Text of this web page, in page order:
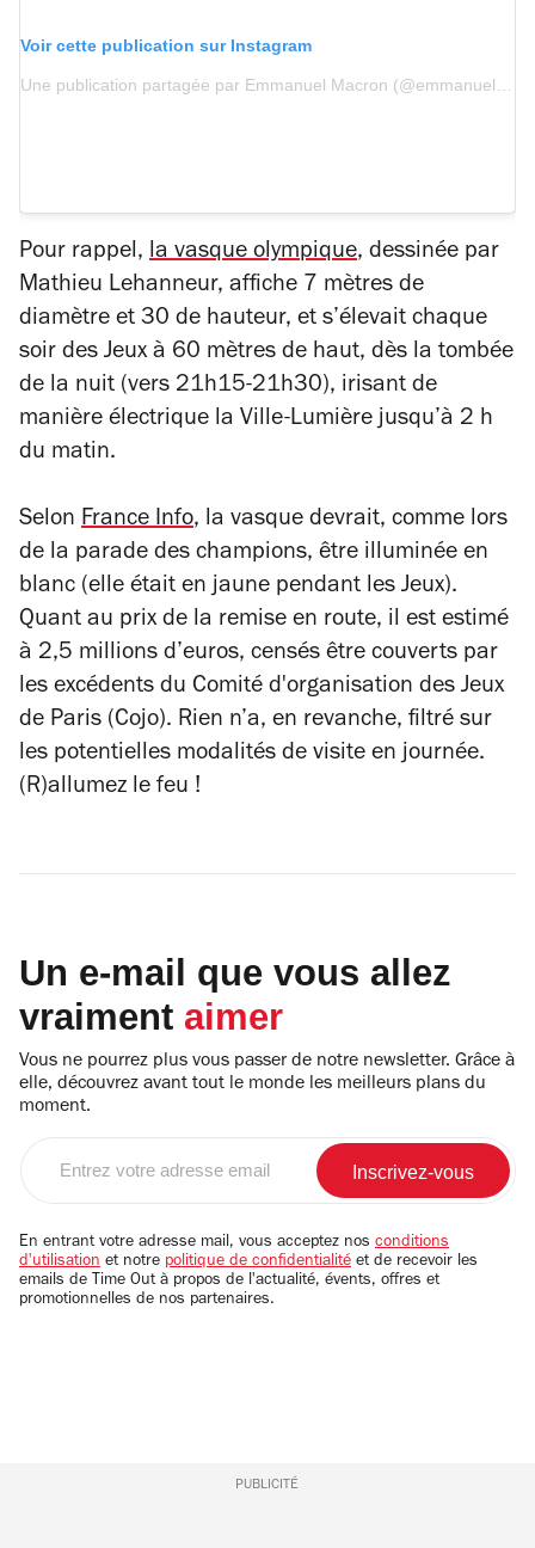
Voir cette publication sur Instagram
Une publication partagée par Emmanuel Macron (@emmanuelmacron)
Pour rappel, la vasque olympique, dessinée par
Mathieu Lehanneur, affiche 7 mètres de
diamètre et 30 de hauteur, et s’élevait chaque
soir des Jeux à 60 mètres de haut, dès la tombée
de la nuit (vers 21h15-21h30), irisant de
manière électrique la Ville-Lumière jusqu’à 2 h
du matin.
Selon France Info, la vasque devrait, comme lors
de la parade des champions, être illuminée en
blanc (elle était en jaune pendant les Jeux).
Quant au prix de la remise en route, il est estimé
à 2,5 millions d’euros, censés être couverts par
les excédents du Comité d'organisation des Jeux
de Paris (Cojo). Rien n’a, en revanche, filtré sur
les potentielles modalités de visite en journée.
(R)allumez le feu !
Un e-mail que vous allez
vraiment aimer
Vous ne pourrez plus vous passer de notre newsletter. Grâce à
elle, découvrez avant tout le monde les meilleurs plans du
moment.
email
En entrant votre adresse mail, vous acceptez nos conditions
d'utilisation et notre politique de confidentialité et de recevoir les
emails de Time Out à propos de l'actualité, évents, offres et
promotionnelles de nos partenaires.
PUBLICITÉ